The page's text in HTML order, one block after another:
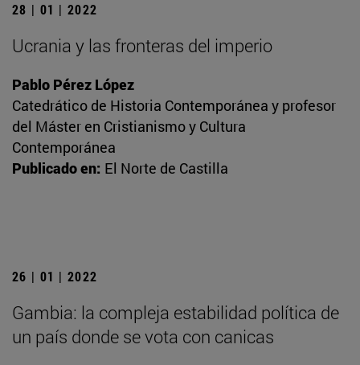
28 | 01 | 2022
Ucrania y las fronteras del imperio
Pablo Pérez López
Catedrático de Historia Contemporánea y profesor
del Máster en Cristianismo y Cultura
Contemporánea
Publicado en: El Norte de Castilla
26 | 01 | 2022
Gambia: la compleja estabilidad política de
un país donde se vota con canicas